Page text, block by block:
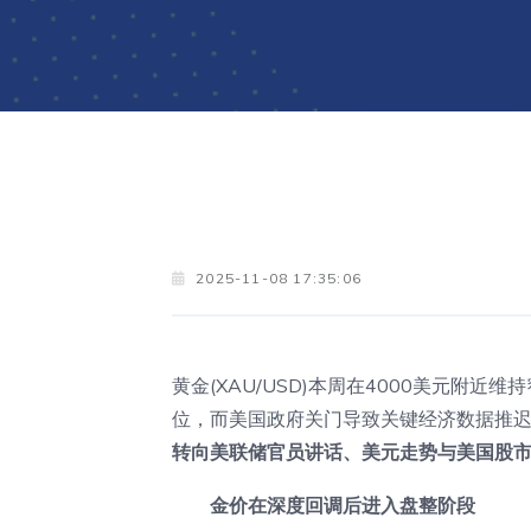
2025-11-08 17:35:06
黄金(XAU/USD)本周在4000美元附近维
位，而美国政府关门导致关键经济数据推
转向美联储官员讲话、美元走势与美国股
金价在深度回调后进入盘整阶段